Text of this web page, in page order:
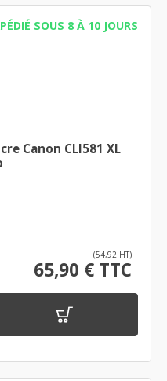
SOUS 8 À 10 JOURS
Canon CLI581 XL
(54,92 HT)
65,90 € TTC